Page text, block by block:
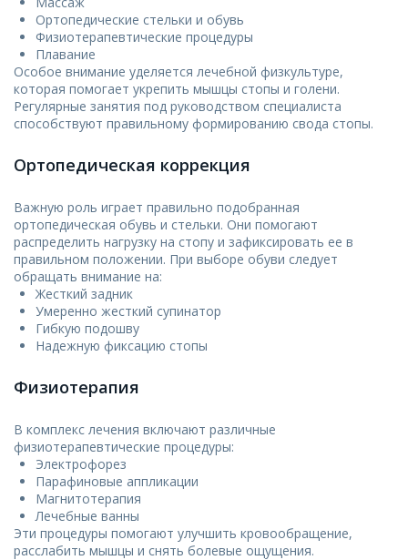
Ортопедические стельки и обувь
Физиотерапевтические процедуры
Плавание
Особое внимание уделяется лечебной физкультуре,
которая помогает укрепить мышцы стопы и голени.
Регулярные занятия под руководством специалиста
способствуют правильному формированию свода стопы.
Ортопедическая коррекция
Важную роль играет правильно подобранная
ортопедическая обувь и стельки. Они помогают
распределить нагрузку на стопу и зафиксировать ее в
правильном положении. При выборе обуви следует
обращать внимание на:
Жесткий задник
Умеренно жесткий супинатор
Гибкую подошву
Надежную фиксацию стопы
Физиотерапия
В комплекс лечения включают различные
физиотерапевтические процедуры:
Электрофорез
Парафиновые аппликации
Магнитотерапия
Лечебные ванны
Эти процедуры помогают улучшить кровообращение,
расслабить мышцы и снять болевые ощущения.